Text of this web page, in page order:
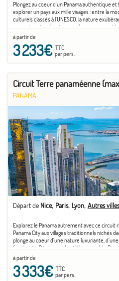
Plongez au coeur d'un Panama authentique
explorer un pays aux mille visages : entre la
culturels classés à l'UNESCO, la nature
rencontres touchantes avec les
immersion ...
à partir de
3 233€TTC
par pers.
Circuit Terre panaméenne
PANAMA
Départ de Nice Paris Lyon Autres villes
Explorez le Panama autrement avec ce circuit
Panama City aux villages traditionnels nichés
plonge au coeur d'une nature luxuriante,
fascinante. Découvrez le célèbre canal de
communautés locales, ...
à partir de
3 333€TTC
par pers.